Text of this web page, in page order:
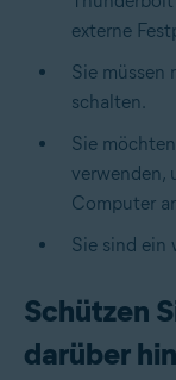
externe
Sie müssen
schalten.
Sie
verwenden,
Computer
Sie sind ein
Schützen
darüber